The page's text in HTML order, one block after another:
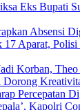
Eks Bupati
Absensi
Aparat, Polisi
Korban, Theo
Percepatan
Kapolri